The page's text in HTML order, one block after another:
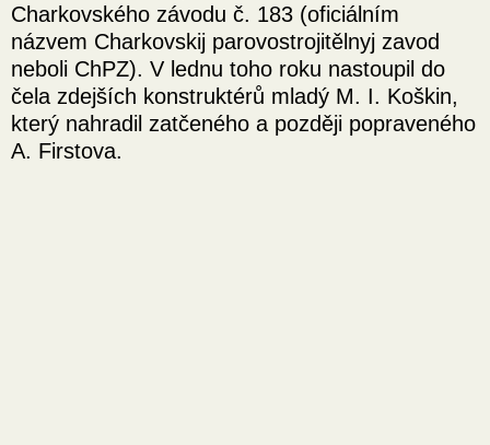
Charkovského závodu č. 183 (oficiálním
názvem Charkovskij parovostrojitělnyj zavod
neboli ChPZ). V lednu toho roku nastoupil do
čela zdejších konstruktérů mladý M. I. Koškin,
který nahradil zatčeného a později popraveného
A. Firstova.